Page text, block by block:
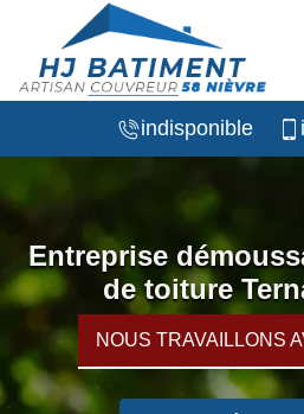
indisponible
Entreprise
de toiture
NOUS TRAVAILLONS